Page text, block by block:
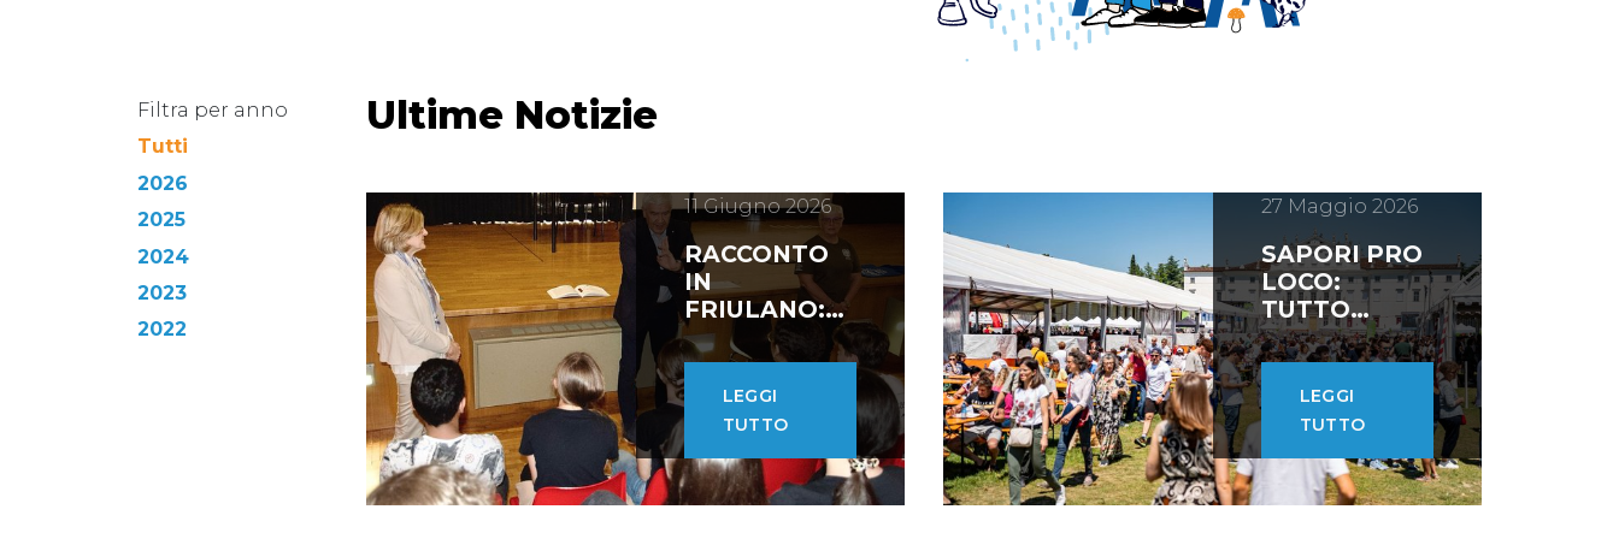
Filtra per anno
Tutti
2026
2025
2024
2023
2022
Ultime Notizie
11 Giugno 2026
RACCONTO
IN
FRIULANO:
PREMIO
NAZIONALE
PER LA
SCUOLA
MEDIA DI
SAN DANIELE
DEL FRIULI E
LEGGI
TUTTO
27 Maggio 2026
SAPORI PRO
LOCO:
TUTTO
ESAURITO -
BILANCIO
POSITIVO
LEGGI
TUTTO